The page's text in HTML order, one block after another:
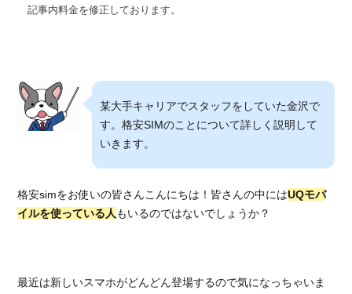
記事内料金を修正しております。
某大手キャリアでスタッフをしていた金沢で
す。格安SIMのことについて詳しく説明して
いきます。
格安simをお使いの皆さんこんにちは！皆さんの中にはUQモバ
イルを使っている人 もいるのではないでしょうか？
最近は新しいスマホがどんどん登場するので気になっちゃいま